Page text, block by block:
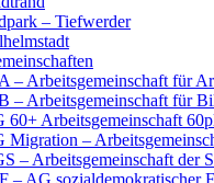
– Tiefwerder
– Arbeitsgemeinschaft für
– Arbeitsgemeinschaft für
60+ Arbeitsgemeinschaft
Migration –
– Arbeitsgemeinschaft der
– AG sozialdemokratischer